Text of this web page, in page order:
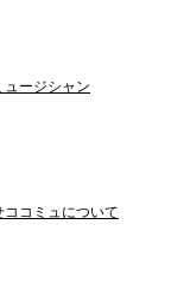
ュージシャン
ココミュについて